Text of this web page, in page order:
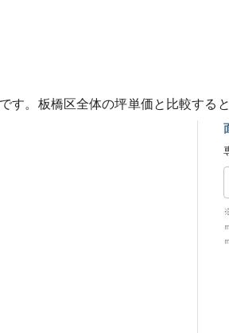
す。 板橋区全体の坪単価と比較する